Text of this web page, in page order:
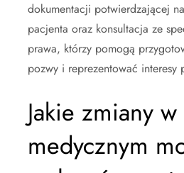
dokumentacji potwierdzającej
pacjenta oraz konsultacja ze
prawa, którzy pomogą
pozwy i reprezentować interesy
Jakie zmiany
medycznym